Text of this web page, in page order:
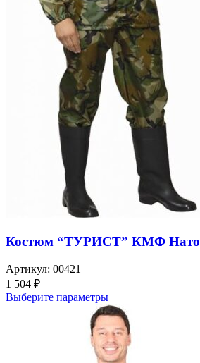
Костюм “ТУРИСТ” КМФ Нато
Артикул: 00421
1 504 ₽
Выберите параметры